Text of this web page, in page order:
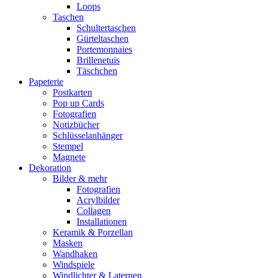
Loops
Taschen
Schultertaschen
Gürteltaschen
Portemonnaies
Brillenetuis
Täschchen
Papeterie
Postkarten
Pop up Cards
Fotografien
Notizbücher
Schlüsselanhänger
Stempel
Magnete
Dekoration
Bilder & mehr
Fotografien
Acrylbilder
Collagen
Installationen
Keramik & Porzellan
Masken
Wandhaken
Windspiele
Windlichter & Laternen